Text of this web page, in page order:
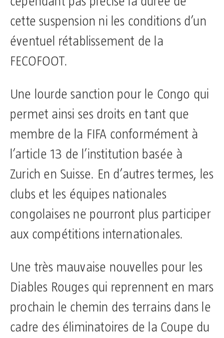
cette suspension ni les conditions d’un
éventuel rétablissement de la
FECOFOOT.
Une lourde sanction pour le Congo qui
permet ainsi ses droits en tant que
membre de la FIFA conformément à
l’article 13 de l’institution basée à
Zurich en Suisse. En d’autres termes, les
clubs et les équipes nationales
congolaises ne pourront plus participer
aux compétitions internationales.
Une très mauvaise nouvelles pour les
Diables Rouges qui reprennent en mars
prochain le chemin des terrains dans le
cadre des éliminatoires de la Coupe du